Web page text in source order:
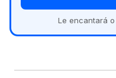
Le encantará